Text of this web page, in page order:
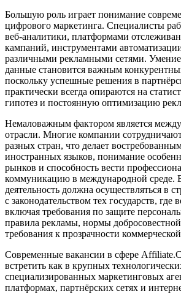
Большую роль играет понимание
цифрового маркетинга. Специалисты
веб-аналитики, платформами
кампаний, инструментами
различными рекламными сетями. Умение
данные становится важным
поскольку успешные решения в
практически всегда опираются на
гипотез и постоянную оптимизацию
Немаловажным фактором является
отрасли. Многие компании
разных стран, что делает
иностранных языков, понимание
рынков и способность вести
коммуникацию в международной среде.
деятельность должна осуществляться в
с законодательством тех государств, где
включая требования по защите
правила рекламы, нормы
требования к прозрачности
Современные вакансии в сфере
встретить как в крупных
специализированных маркетинговых
платформах, партнёрских сетях и